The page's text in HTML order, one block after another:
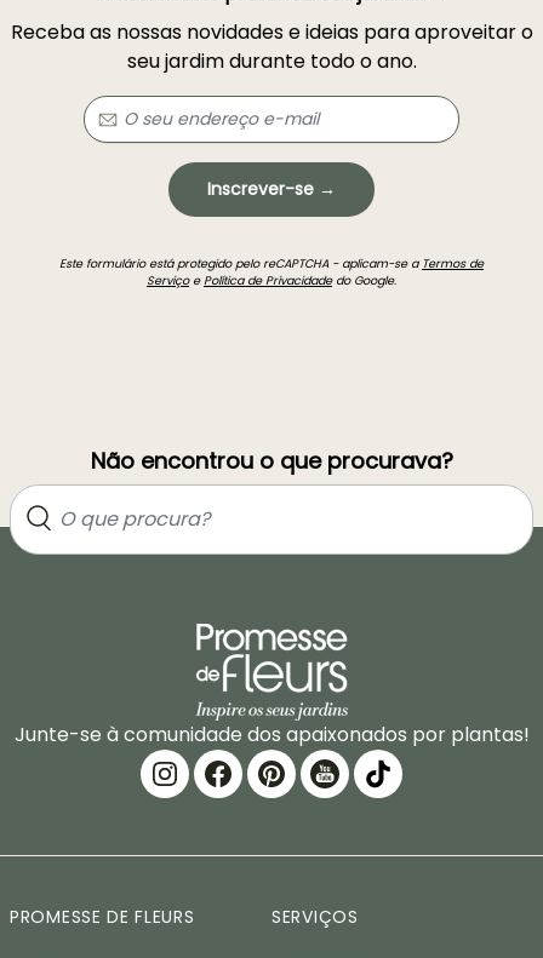
Receba as nossas novidades e ideias para aproveitar o
seu jardim durante todo o ano.
Inscrever-se →
Este formulário está protegido pelo reCAPTCHA - aplicam-se a Termos de
ServiçoePolítica de Privacidadedo Google.
Não encontrou o que procurava?
Junte-se à comunidade dos apaixonados por plantas!
PROMESSE DE FLEURS SERVIÇOS